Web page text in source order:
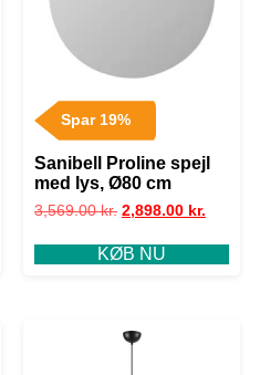
Spar 19%
Sanibell Proline spejl
med lys, Ø80 cm
3,569.00kr. 2,898.00 kr.
KØB NU